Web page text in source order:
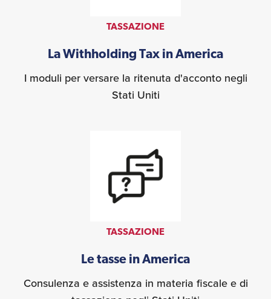
TASSAZIONE
La Withholding Tax in America
I moduli per versare la ritenuta d'acconto negli
Stati Uniti
TASSAZIONE
Le tasse in America
Consulenza e assistenza in materia fiscale e di